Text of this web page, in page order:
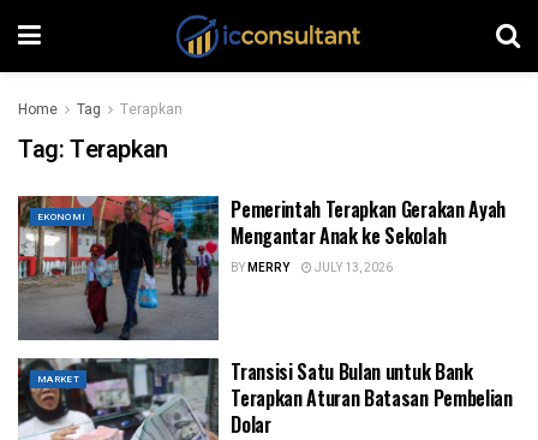
Home Tag Terapkan
Tag:Terapkan
EKONOMI
Pemerintah Terapkan Gerakan Ayah
Mengantar Anak ke Sekolah
BYMERRY JULY 13, 2026
MARKET
Transisi Satu Bulan untuk Bank
Terapkan Aturan Batasan Pembelian
Dolar